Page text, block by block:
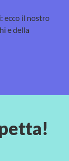
ecco il nostro
e della